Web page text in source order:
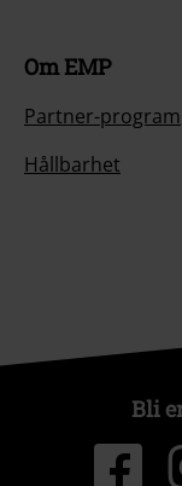
Om EMP
Partner-program
Hållbarhet
Bli